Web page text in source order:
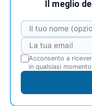
Il meglio
Acconsento a
in qualsiasi momento.